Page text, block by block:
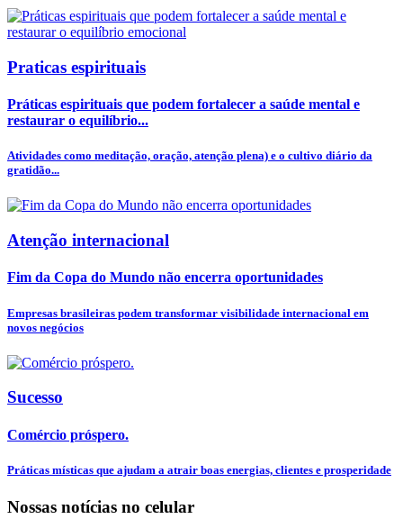
Praticas espirituais
Práticas espirituais que podem fortalecer a saúde mental e
restaurar o equilíbrio...
Atividades como meditação, oração, atenção plena) e o cultivo diário da
gratidão...
Atenção internacional
Fim da Copa do Mundo não encerra oportunidades
Empresas brasileiras podem transformar visibilidade internacional em
novos negócios
Sucesso
Comércio próspero.
Práticas místicas que ajudam a atrair boas energias, clientes e prosperidade
Nossas notícias no celular